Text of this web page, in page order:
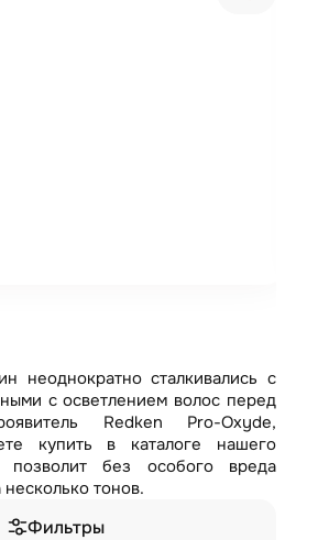
неоднократно сталкивались с
с осветлением волос перед
Redken Pro-Oxyde,
купить в каталоге нашего
позволит без особого вреда
тонов.
Фильтры